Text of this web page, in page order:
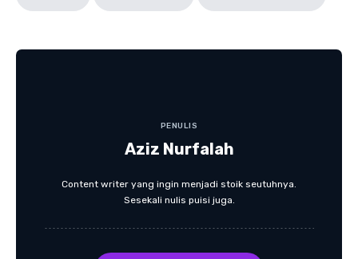
PENULIS
Aziz Nurfalah
Content writer yang ingin menjadi stoik seutuhnya.
Sesekali nulis puisi juga.